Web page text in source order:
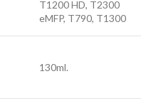
T1200 HD, T2300
eMFP, T790, T1300
130ml.